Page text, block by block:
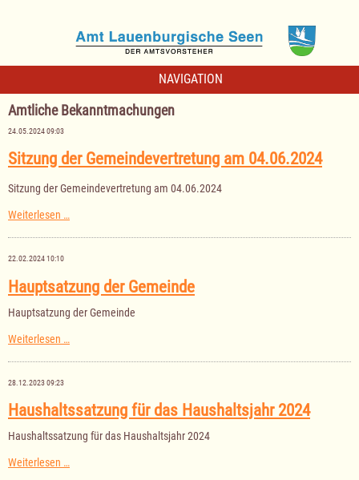
NAVIGATION
Amtliche Bekanntmachungen
24.05.2024 09:03
Sitzung der Gemeindevertretung am 04.06.2024
Sitzung der Gemeindevertretung am 04.06.2024
Weiterlesen …Sitzung
Gemeindevertretung
22.02.2024 10:10
Hauptsatzung der Gemeinde
Hauptsatzung der Gemeinde
Weiterlesen …
Gemeinde
28.12.2023 09:23
Haushaltssatzung für das Haushaltsjahr 2024
Haushaltssatzung für das Haushaltsjahr 2024
Weiterlesen …Haushaltssatzung